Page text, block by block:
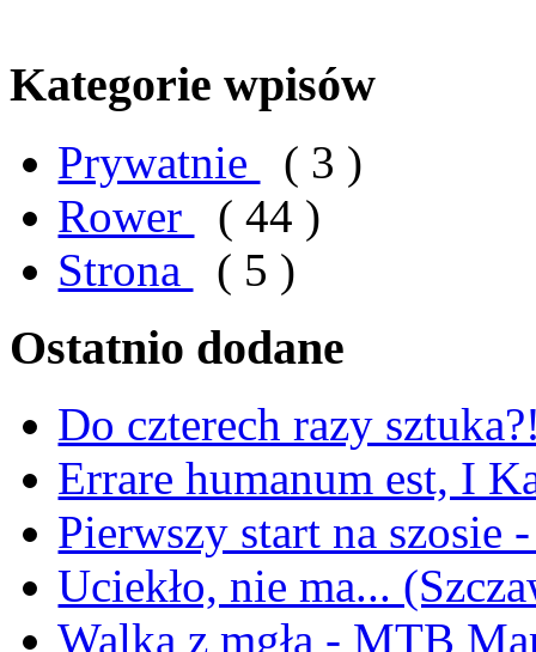
Kategorie wpisów
Prywatnie
( 3 )
Rower
( 44 )
Strona
( 5 )
Ostatnio dodane
Do czterech razy
Errare humanum est, I
Pierwszy start na szosie
Uciekło, nie ma...
Walka z mgłą - MTB